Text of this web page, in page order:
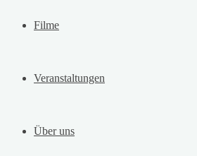
Filme
Veranstaltungen
Über uns